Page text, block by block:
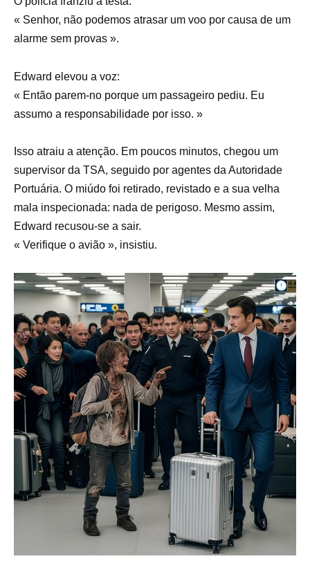
« Senhor, não podemos atrasar um voo por causa de um
alarme sem provas ».
Edward elevou a voz:
« Então parem-no porque um passageiro pediu. Eu
assumo a responsabilidade por isso. »
Isso atraiu a atenção. Em poucos minutos, chegou um
supervisor da TSA, seguido por agentes da Autoridade
Portuária. O miúdo foi retirado, revistado e a sua velha
mala inspecionada: nada de perigoso. Mesmo assim,
Edward recusou-se a sair.
« Verifique o avião », insistiu.